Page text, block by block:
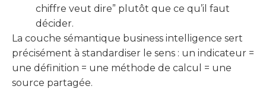
chiffre veut dire” plutôt que ce qu’il faut
décider.
La couche sémantique business intelligence sert
précisément à standardiser le sens : un indicateur =
une définition = une méthode de calcul = une
source partagée.